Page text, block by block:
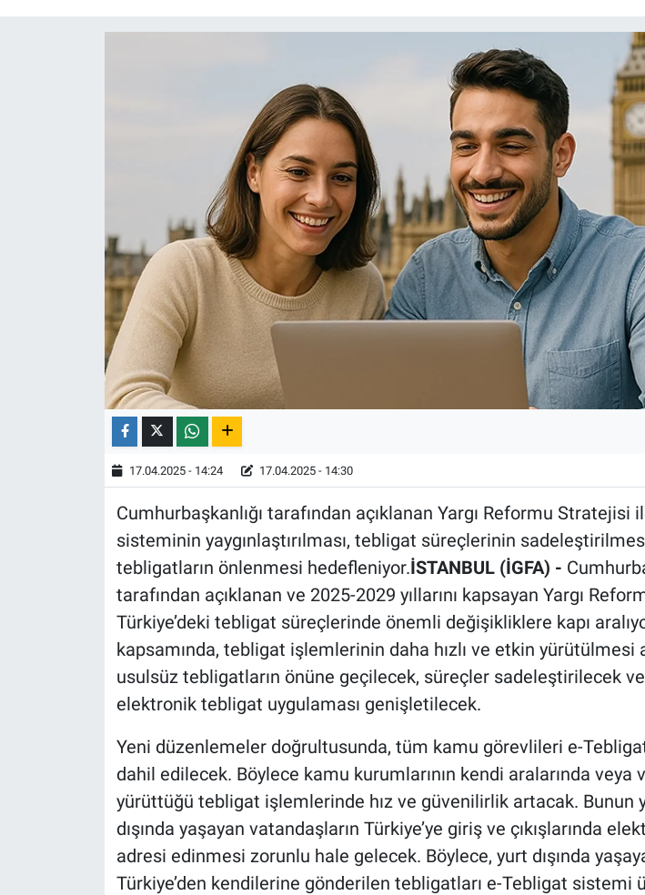
17.04.2025 - 14:24 17.04.2025 - 14:30
Cumhurbaşkanlığı tarafından açıklanan Yargı Reformu Stratejisi
sisteminin yaygınlaştırılması, tebligat süreçlerinin
tebligatların önlenmesi hedefleniyor.İSTANBUL (İGFA) -
tarafından açıklanan ve 2025-2029 yıllarını kapsayan Yargı
Türkiye’deki tebligat süreçlerinde önemli değişikliklere kapı
kapsamında, tebligat işlemlerinin daha hızlı ve etkin yürütülmesi
usulsüz tebligatların önüne geçilecek, süreçler sadeleştirilecek
elektronik tebligat uygulaması genişletilecek.
Yeni düzenlemeler doğrultusunda, tüm kamu görevlileri e-
dahil edilecek. Böylece kamu kurumlarının kendi aralarında veya
yürüttüğü tebligat işlemlerinde hız ve güvenilirlik artacak. Bunun
dışında yaşayan vatandaşların Türkiye’ye giriş ve çıkışlarında
adresi edinmesi zorunlu hale gelecek. Böylece, yurt dışında
Türkiye’den kendilerine gönderilen tebligatları e-Tebligat sistemi
Röportaj